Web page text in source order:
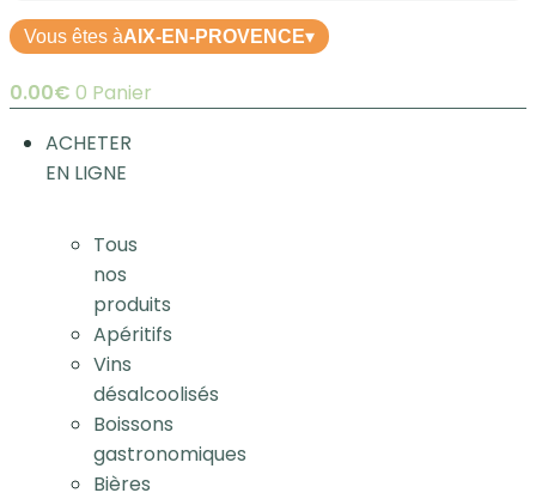
Vous êtes àAIX-EN-PROVENCE▾
0.00€ 0 Panier
ACHETER
EN LIGNE
Tous
nos
produits
Apéritifs
Vins
désalcoolisés
Boissons
gastronomiques
Bières